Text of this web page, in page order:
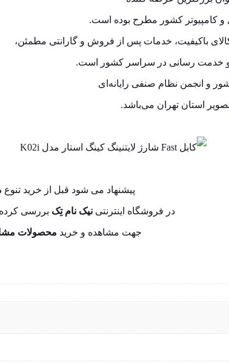
کامپیوتر کشور مطرح بوده است.
باکیفیت، خدمات پس از فروش و گارانتی مطمئن،
و خدمت رسانی در سراسر کشور است.
و انجمن نظام صنفی رایانه‌ای
استان تهران می‌باشد.
پیشنهاد می شود قبل از خرید تنوع
در فروشگاه اینترنتی نیک نام تِک بررسی کرده
جهت مشاهده و خرید محصولات